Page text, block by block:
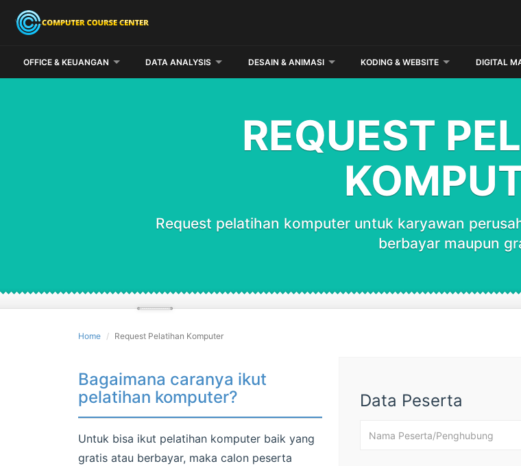
OFFICE & KEUANGAN DATA ANALYSIS DESAIN & ANIMASI KODING & WEBSITE DIGITAL
REQUEST
Request pelatihan komputer untuk karyawan
berbayar maupun
Home Request Pelatihan Komputer
Bagaimana caranya ikut
pelatihan komputer?
Untuk bisa ikut pelatihan komputer baik yang
gratis atau berbayar, maka calon peserta
Data Peserta